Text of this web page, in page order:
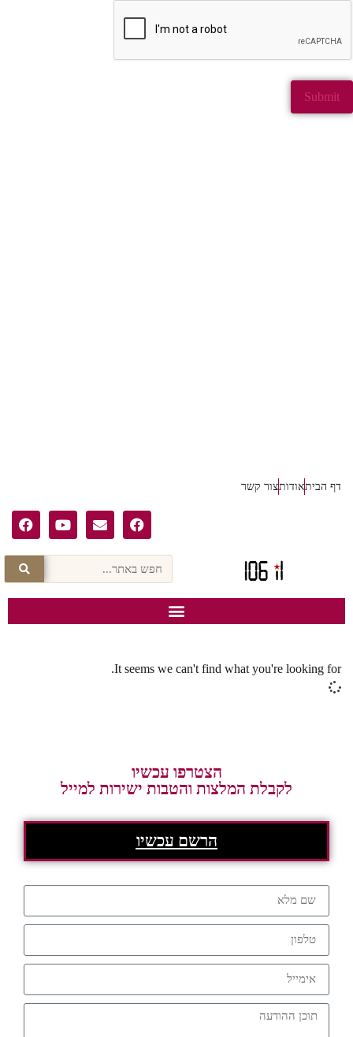
דף הביתאודותצור קשר
It seems we can't find what you're looking for.
הצטרפו עכשיו
לקבלת המלצות והטבות ישירות למייל
הרשם עכשיו